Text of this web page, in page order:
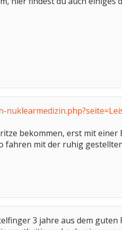
bekommen, erst mit
mit der ruhig
3 jahre aus dem